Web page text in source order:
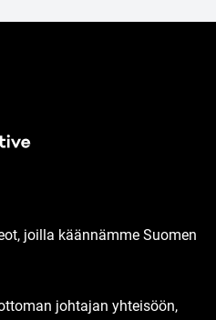
joilla käännämme Suomen
johtajan yhteisöön,